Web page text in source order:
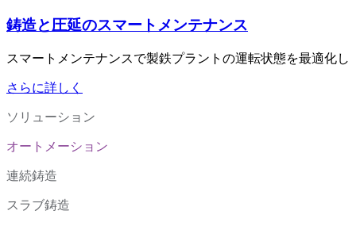
鋳造と圧延のスマートメンテナンス
スマートメンテナンスで製鉄プラントの運転状態を最適化
さらに詳しく
ソリューション
オートメーション
連続鋳造
スラブ鋳造